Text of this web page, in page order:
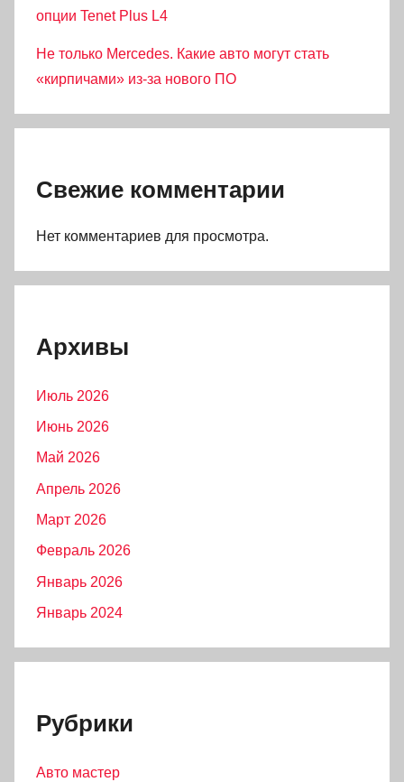
опции Tenet Plus L4
Не только Mercedes. Какие авто могут стать
«кирпичами» из-за нового ПО
Свежие комментарии
Нет комментариев для просмотра.
Архивы
Июль 2026
Июнь 2026
Май 2026
Апрель 2026
Март 2026
Февраль 2026
Январь 2026
Январь 2024
Рубрики
Авто мастер